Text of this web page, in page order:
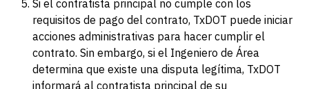
Si el contratista principal no cumple con los
requisitos de pago del contrato, TxDOT puede iniciar
acciones administrativas para hacer cumplir el
contrato. Sin embargo, si el Ingeniero de Área
determina que existe una disputa legítima, TxDOT
informará al contratista principal de su